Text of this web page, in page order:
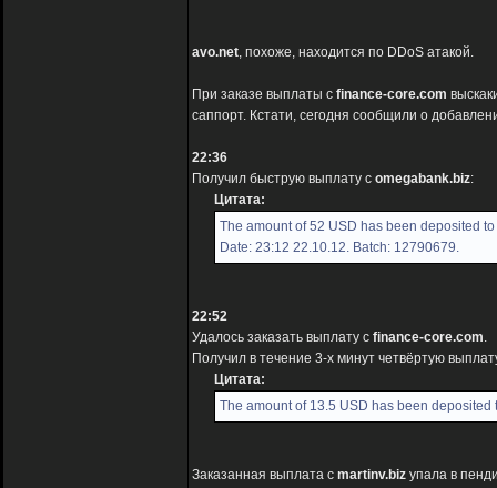
avo.net, похоже, находится по DDoS атакой.
При заказе выплаты с finance-core.com
саппорт. Кстати, сегодня сообщили о
22:36
Получил быструю выплату с omegabank.biz:
Цитата:
The amount of 52 USD has been deposited
Date: 23:12 22.10.12. Batch: 12790679.
22:52
Удалось заказать выплату с finance-core.com.
Получил в течение 3-х минут четвёртую
Цитата:
The amount of 13.5 USD has been
Заказанная выплата с martinv.biz упала в